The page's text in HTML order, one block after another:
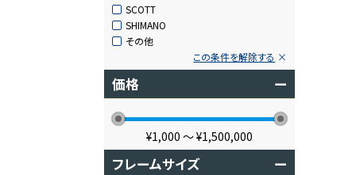
SCOTT
SHIMANO
その他
この条件を解除する
価格 ー
¥1,000 〜¥1,500,000
フレームサイズ ー